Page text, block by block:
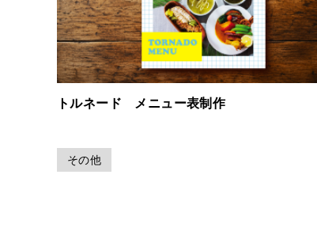
トルネード メニュー表制作
その他